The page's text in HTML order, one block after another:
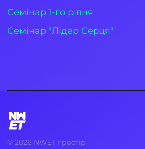
Семінар 1-го рівня
Семінар "Лідер Серця"
© 2026 NWET простір